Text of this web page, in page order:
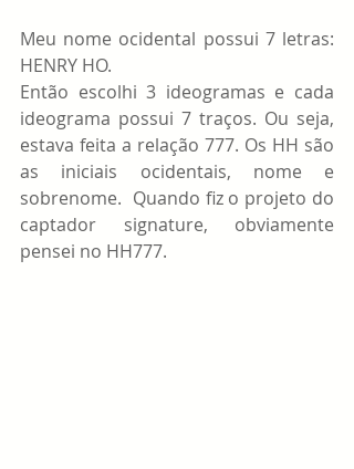
Meu nome ocidental possui 7 letras:
HENRY HO.
Então escolhi 3 ideogramas e cada
ideograma possui 7 traços. Ou seja,
estava feita a relação 777. Os HH são
as iniciais ocidentais, nome e
sobrenome.  Quando fiz o projeto do
captador signature, obviamente
pensei no HH777.